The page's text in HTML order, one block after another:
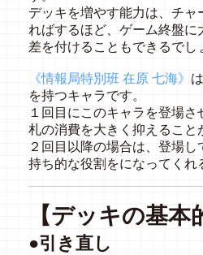
デッキを増やす能力は、チ
ればするほど、ゲーム終盤
差を付けることもできるでし
《情報局特別班 在原 七海》
を持つキャラです。
１回目にこのキャラを登場さ
札の消費を大きく抑えること
２回目以降の場合は、登場
持ち的な役割をになってく
【デッキの基本
●引き直し